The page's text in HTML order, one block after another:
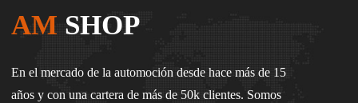
AM SHOP
En el mercado de la automoción desde hace más de 15
años y con una cartera de más de 50k clientes. Somos